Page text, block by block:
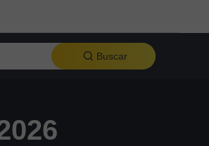
Buscar